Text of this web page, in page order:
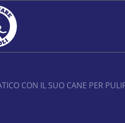
CON IL SUO CANE PER